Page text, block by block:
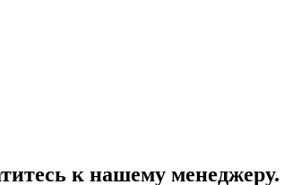
к нашему менеджеру.